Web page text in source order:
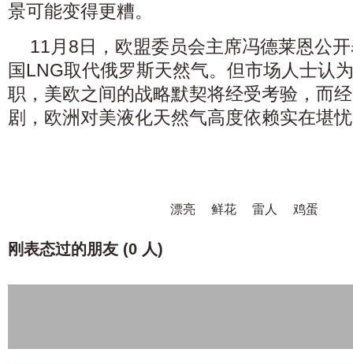
景可能变得更糟。
11月8日，欧盟委员会主席冯德莱恩公
国LNG取代俄罗斯天然气。但市场人士认
职，美欧之间的战略默契将经受考验，而
剧，欧洲对美液化天然气高度依赖实在堪
漂亮 鲜花 雷人 鸡蛋
刚表态过的朋友 (0 人)